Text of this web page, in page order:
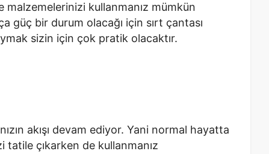
malzemelerinizi kullanmanız mümkün
güç bir durum olacağı için sırt çantası
sizin için çok pratik olacaktır.
akışı devam ediyor. Yani normal hayatta
tatile çıkarken de kullanmanız